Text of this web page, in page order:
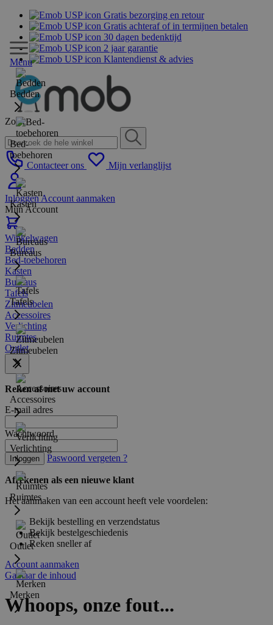
Gratis bezorging en retour
Gratis achteraf of in termijnen betalen
30 dagen bedenktijd
2 jaar garantie
Klantendienst & advies
Zoek
Contacteer ons Mijn verlanglijst
InloggenAccount aanmaken
Mijn Account
Winkelwagen
Menu
Bedden
Bed-
toebehoren
Kasten
Bureaus
Tafels
Zitmeubelen
Accessoires
Verlichting
Ruimtes
Outlet
Merken
Bedden
Bed-toebehoren
Kasten
Bureaus
Tafels
Zitmeubelen
Accessoires
Verlichting
Ruimtes
Outlet
Reken af met uw account
E-mail adres
Wachtwoord
Inloggen Paswoord vergeten ?
Afrekenen als een nieuwe klant
Het aanmaken van een account heeft vele voordelen:
Bekijk bestelling en verzendstatus
Bekijk bestelgeschiedenis
Reken sneller af
Account aanmaken
Ga naar de inhoud
Whoops, onze fout...